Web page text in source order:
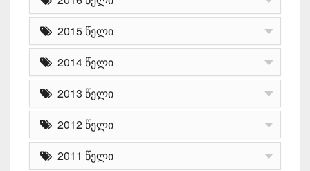
2015 წელი
2014 წელი
2013 წელი
2012 წელი
2011 წელი